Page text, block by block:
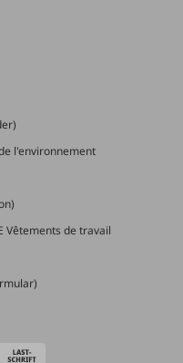
l'environnement
Vêtements de travail